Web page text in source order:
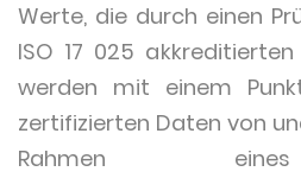
Werte, die durch einen
ISO 17 025
werden mit einem
zertifizierten Daten von
Rahmen